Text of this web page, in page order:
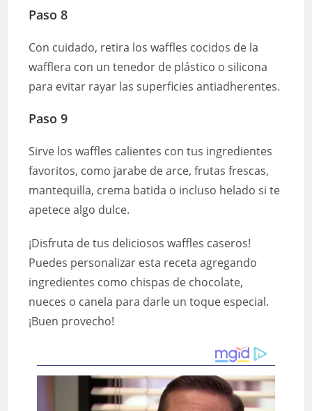
Paso 8
Con cuidado, retira los waffles cocidos de la
wafflera con un tenedor de plástico o silicona
para evitar rayar las superficies antiadherentes.
Paso 9
Sirve los waffles calientes con tus ingredientes
favoritos, como jarabe de arce, frutas frescas,
mantequilla, crema batida o incluso helado si te
apetece algo dulce.
¡Disfruta de tus deliciosos waffles caseros!
Puedes personalizar esta receta agregando
ingredientes como chispas de chocolate,
nueces o canela para darle un toque especial.
¡Buen provecho!